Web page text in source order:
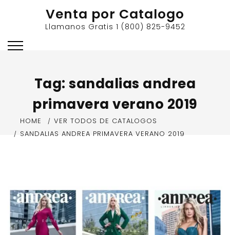
Venta por Catalogo
Llamanos Gratis 1 (800) 825-9452
Tag:sandalias andrea
primavera verano 2019
HOME
VER TODOS DE CATALOGOS
SANDALIAS ANDREA PRIMAVERA VERANO 2019